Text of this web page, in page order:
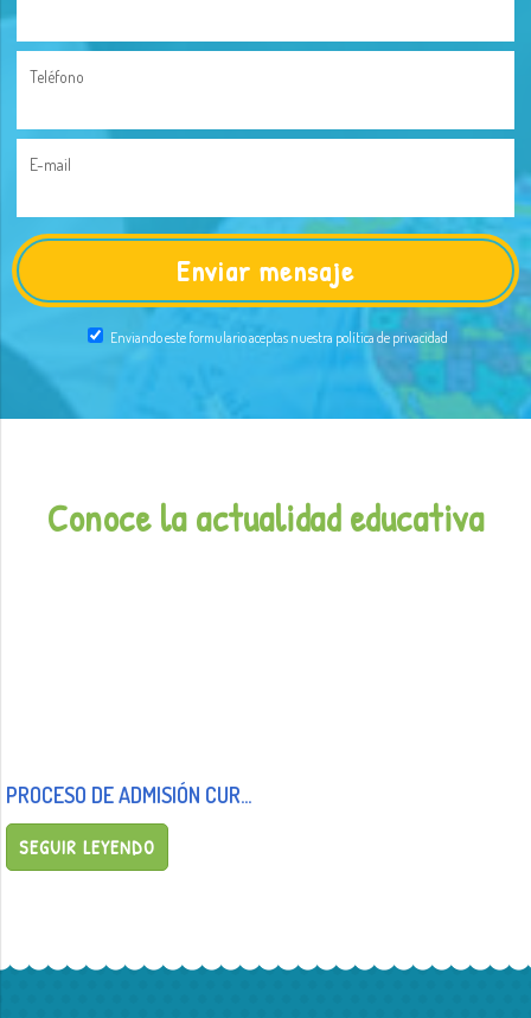
Teléfono
E-mail
Enviando este formulario aceptas nuestra política de privacidad
Conoce la actualidad educativa
PROCESO DE ADMISIÓN CURSO 2025/26
SEGUIR LEYENDO